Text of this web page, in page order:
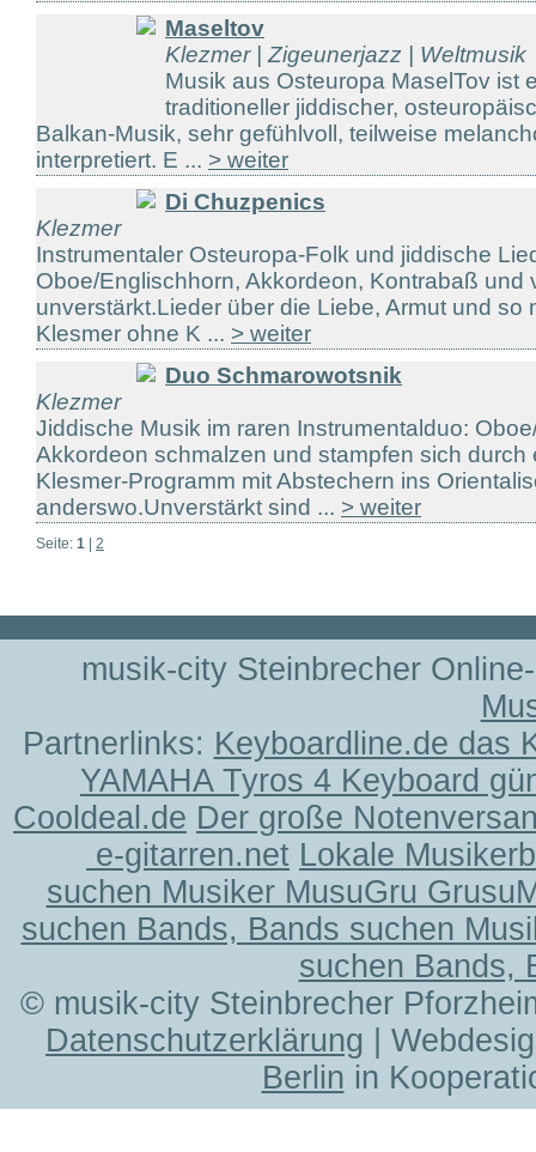
Maseltov
Klezmer | Zigeunerjazz | Weltmusik
Musik aus Osteuropa MaselTov ist
traditioneller jiddischer,
Balkan-Musik, sehr gefühlvoll, teilweise
interpretiert. E ... > weiter
Di Chuzpenics
Klezmer
Instrumentaler Osteuropa-Folk und jiddische
Oboe/Englischhorn, Akkordeon, Kontrabaß und
unverstärkt.Lieder über die Liebe, Armut und so
Klesmer ohne K ... > weiter
Duo Schmarowotsnik
Klezmer
Jiddische Musik im raren Instrumentalduo:
Akkordeon schmalzen und stampfen sich durch
Klesmer-Programm mit Abstechern ins
anderswo.Unverstärkt sind ... > weiter
Seite: 1 2
musik-city Steinbrecher
Partnerlinks: Keyboardline.de das
YAMAHA Tyros 4 Keyboard
Cooldeal.de Der große
e-gitarren.net Lokale
suchen Musiker MusuGru
suchen Bands, Bands suchen
suchen Bands,
© musik-city Steinbrecher
Datenschutzerklärung |
Berlin in